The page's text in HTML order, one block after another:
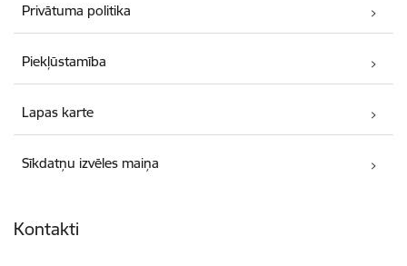
Privātuma politika
Piekļūstamība
Lapas karte
Sīkdatņu izvēles maiņa
Kontakti